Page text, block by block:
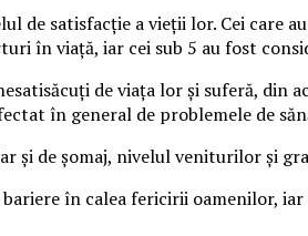
de satisfacţie a vieţii lor. Cei care
în viaţă, iar cei sub 5 au fost
de viaţa lor şi suferă, din
în general de problemele de
şi de şomaj, nivelul veniturilor şi
în calea fericirii oamenilor,